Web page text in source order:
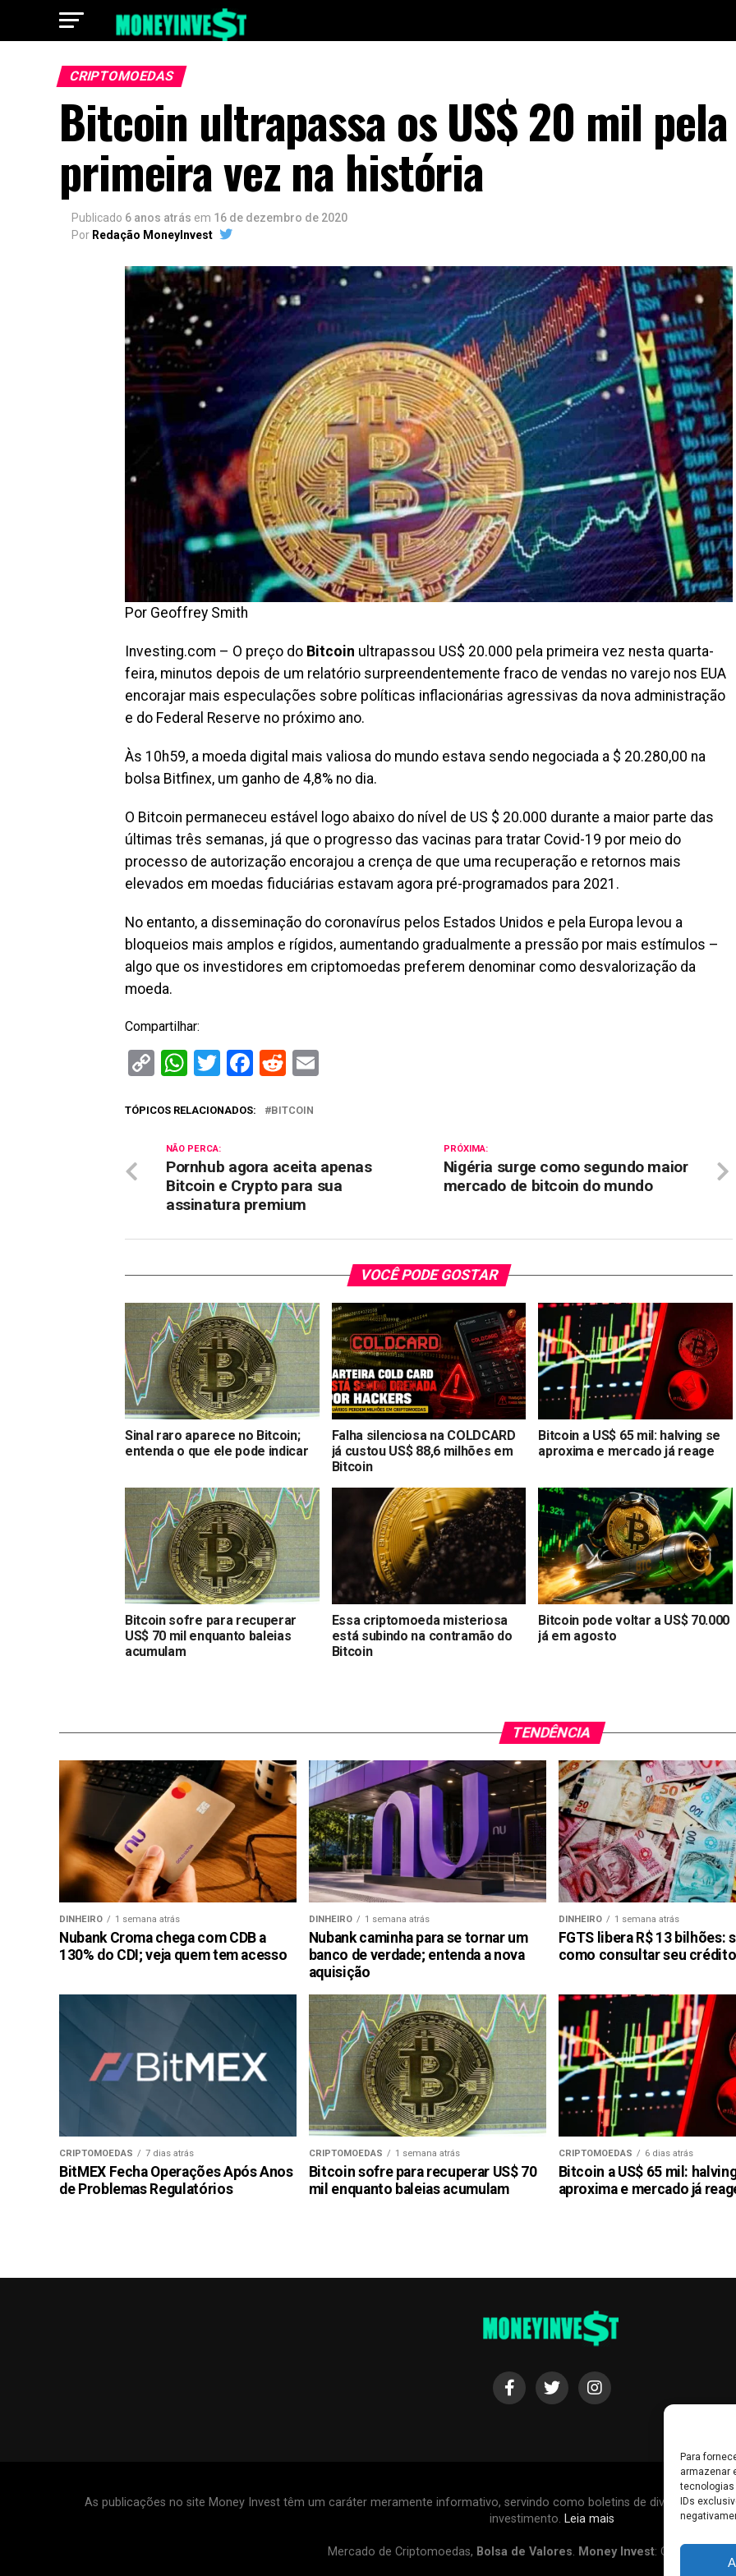
Para
armazenar
tecnologias
IDs
CRIPTOMOEDAS
Bitcoin ultrapassa os US$ 20 mil pela
primeira vez na história
Publicado 6 anos atrás em 16 de dezembro de 2020
Por Redação MoneyInvest
Por Geoffrey Smith
Investing.com – O preço do Bitcoin ultrapassou US$ 20.000 pela primeira vez nesta quarta-
feira, minutos depois de um relatório surpreendentemente fraco de vendas no varejo nos EUA
encorajar mais especulações sobre políticas inflacionárias agressivas da nova administração
e do Federal Reserve no próximo ano.
Às 10h59, a moeda digital mais valiosa do mundo estava sendo negociada a $ 20.280,00 na
bolsa Bitfinex, um ganho de 4,8% no dia.
O Bitcoin permaneceu estável logo abaixo do nível de US $ 20.000 durante a maior parte das
últimas três semanas, já que o progresso das vacinas para tratar Covid-19 por meio do
processo de autorização encorajou a crença de que uma recuperação e retornos mais
elevados em moedas fiduciárias estavam agora pré-programados para 2021.
No entanto, a disseminação do coronavírus pelos Estados Unidos e pela Europa levou a
bloqueios mais amplos e rígidos, aumentando gradualmente a pressão por mais estímulos –
algo que os investidores em criptomoedas preferem denominar como desvalorização da
moeda.
Compartilhar:
CopyWhatsApp
Twitter
Facebook
Reddit
TÓPICOS RELACIONADOS: BITCOIN
PRÓXIMA:
Nigéria surge como segundo maior
mercado de bitcoin do mundo
NÃO PERCA:
Pornhub agora aceita apenas
Bitcoin e Crypto para sua
assinatura premium
VOCÊ PODE GOSTAR
Sinal raro aparece no Bitcoin;
entenda o que ele pode indicar
Falha silenciosa na COLDCARD
já custou US$ 88,6 milhões em
Bitcoin
Bitcoin a US$ 65 mil: halving se
aproxima e mercado já reage
Bitcoin sofre para recuperar
US$ 70 mil enquanto baleias
acumulam
Essa criptomoeda misteriosa
está subindo na contramão do
Bitcoin
Bitcoin pode voltar a US$ 70.000
já em agosto
TENDÊNCIA
DINHEIRO 1 semana atrás
Nubank Croma chega com CDB a
130% do CDI; veja quem tem acesso
DINHEIRO 1 semana atrás
Nubank caminha para se tornar um
banco de verdade; entenda a nova
aquisição
DINHEIRO 1 semana atrás
FGTS libera R$ 13 bilhões:
como consultar seu
CRIPTOMOEDAS 7 dias atrás
BitMEX Fecha Operações Após Anos
de Problemas Regulatórios
CRIPTOMOEDAS 1 semana atrás
Bitcoin sofre para recuperar US$ 70
mil enquanto baleias acumulam
CRIPTOMOEDAS 6 dias atrás
Bitcoin a US$ 65 mil:
aproxima e mercado já
As publicações no site Money Invest têm um caráter meramente informativo, servindo como boletins de divulgação, e
investimento. Leia mais
Mercado de Criptomoedas, Bolsa de Valores. Money Invest: O futuro do